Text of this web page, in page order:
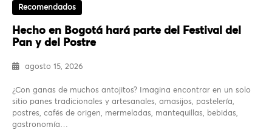
Recomendados
Hecho en Bogotá hará parte del Festival del
Pan y del Postre
agosto 15, 2026
¿Con ganas de muchos antojitos? Imagina encontrar en un solo
sitio panes tradicionales y artesanales, amasijos, pastelería,
postres, cafés de origen, mermeladas, mantequillas, bebidas,
gastronomía…